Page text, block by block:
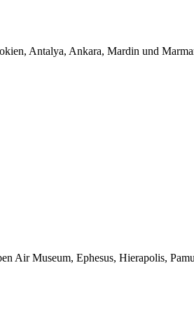
Antalya, Ankara, Mardin und
Air Museum, Ephesus, Hierapolis,